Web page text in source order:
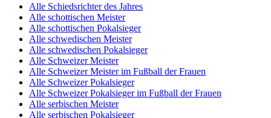
Alle Schiedsrichter des Jahres
Alle schottischen Meister
Alle schottischen Pokalsieger
Alle schwedischen Meister
Alle schwedischen Pokalsieger
Alle Schweizer Meister
Alle Schweizer Meister im Fußball der Frauen
Alle Schweizer Pokalsieger
Alle Schweizer Pokalsieger im Fußball der Frauen
Alle serbischen Meister
Alle serbischen Pokalsieger